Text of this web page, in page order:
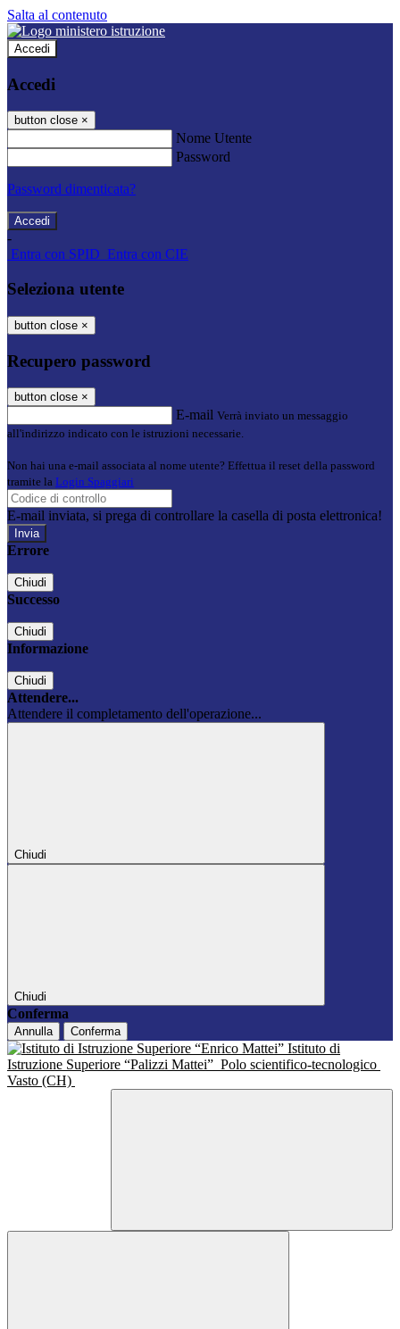
Salta al contenuto
Accedi
Accedi
button close ×
Nome Utente
Password
Password dimenticata?
-
Entra con SPID Entra con CIE
Seleziona utente
button close ×
Recupero password
button close ×
E-mail Verrà inviato un messaggio
all'indirizzo indicato con le istruzioni necessarie.
Non hai una e-mail associata al nome utente? Effettua il reset della password
tramite la Login Spaggiari
E-mail inviata, si prega di controllare la casella di posta elettronica!
Errore
Chiudi
Successo
Chiudi
Informazione
Chiudi
Attendere...
Attendere il completamento dell'operazione...
Chiudi
Chiudi
Conferma
Annulla Conferma
Istituto di
Istruzione Superiore “Palizzi Mattei” Polo scientifico-tecnologico
Vasto (CH)